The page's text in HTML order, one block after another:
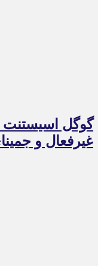
گوگل اسیستنت
غیرفعال و